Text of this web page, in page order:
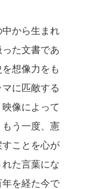
中から生まれ
た文書であ
想像力をも
に匹敵する
像によって
う一度、憲
ことを心が
た言葉にな
を経た今で